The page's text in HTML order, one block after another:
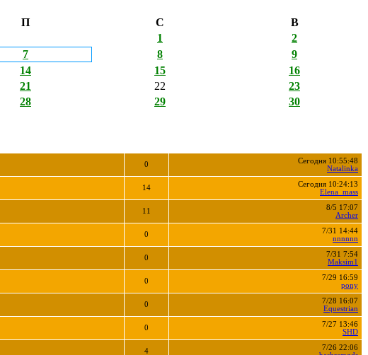
П С
В
1
2
7 8
9
14 15
16
21 22
23
28 29
30
0
Сегодня 10:55:48
Natalinka
14
Сегодня 10:24:13
Elena_mass
11
8/5 17:07
Archer
0
7/31 14:44
nnnnnn
0
7/31 7:54
Maksim1
0
7/29 16:59
pony
0
7/28 16:07
Equestrian
0
7/27 13:46
SHD
4
7/26 22:06